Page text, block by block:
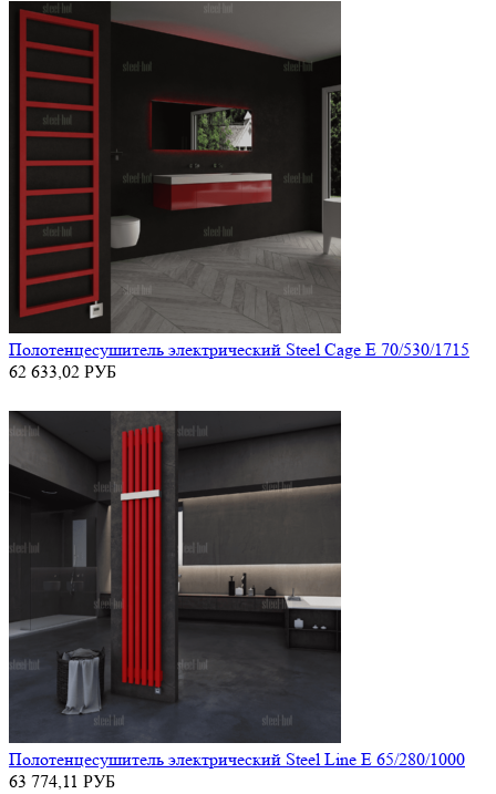
Полотенцесушитель электрический Steel Cage E 70/530/1715
62 633,02 РУБ
Полотенцесушитель электрический Steel Line E 65/280/1000
63 774,11 РУБ